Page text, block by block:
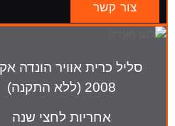
צור קשר
סליל כרית אוויר הונדה
2008 (ללא התקנה)
אחריות לחצי שנה